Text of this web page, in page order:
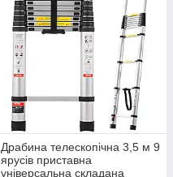
Драбина телескопічна 3,5 м 9
ярусів приставна
універсальна складана